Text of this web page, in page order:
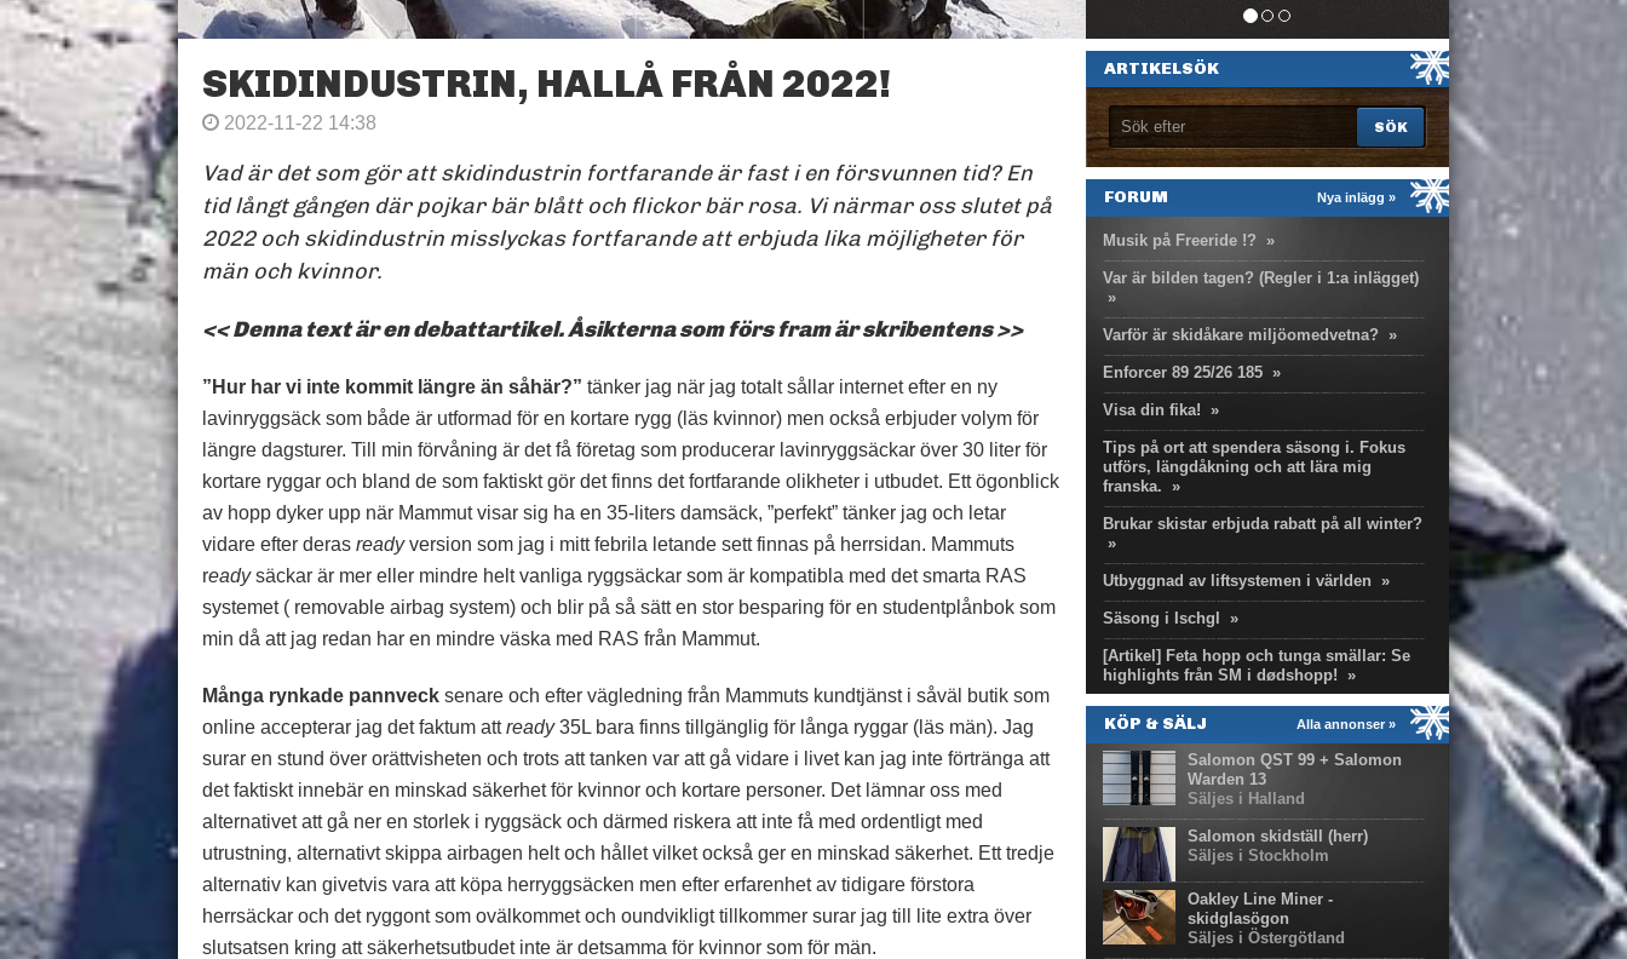
FOTO: PRIVAT
SKIDINDUSTRIN, HALLÅ FRÅN 2022!
2022-11-22 14:38
Vad är det som gör att skidindustrin fortfarande är fast i en försvunnen tid? En
tid långt gången där pojkar bär blått och flickor bär rosa. Vi närmar oss slutet på
2022 och skidindustrin misslyckas fortfarande att erbjuda lika möjligheter för
män och kvinnor.
<< Denna text är en debattartikel. Åsikterna som förs fram är skribentens >>
”Hur har vi inte kommit längre än såhär?” tänker jag när jag totalt sållar internet efter en ny
lavinryggsäck som både är utformad för en kortare rygg (läs kvinnor) men också erbjuder volym för
längre dagsturer. Till min förvåning är det få företag som producerar lavinryggsäckar över 30 liter för
kortare ryggar och bland de som faktiskt gör det finns det fortfarande olikheter i utbudet. Ett ögonblick
av hopp dyker upp när Mammut visar sig ha en 35-liters damsäck, ”perfekt” tänker jag och letar
vidare efter deras readyversion som jag i mitt febrila letande sett finnas på herrsidan. Mammuts
readysäckar är mer eller mindre helt vanliga ryggsäckar som är kompatibla med det smarta RAS
systemet ( removable airbag system) och blir på så sätt en stor besparing för en studentplånbok som
min då att jag redan har en mindre väska med RAS från Mammut.
Många rynkade pannveck senare och efter vägledning från Mammuts kundtjänst i såväl butik som
online accepterar jag det faktum attready35L bara finns tillgänglig för långa ryggar (läs män). Jag
surar en stund över orättvisheten och trots att tanken var att gå vidare i livet kan jag inte förtränga att
det faktiskt innebär en minskad säkerhet för kvinnor och kortare personer. Det lämnar oss med
alternativet att gå ner en storlek i ryggsäck och därmed riskera att inte få med ordentligt med
utrustning, alternativt skippa airbagen helt och hållet vilket också ger en minskad säkerhet. Ett tredje
alternativ kan givetvis vara att köpa herryggsäcken men efter erfarenhet av tidigare förstora
herrsäckar och det ryggont som ovälkommet och oundvikligt tillkommer surar jag till lite extra över
slutsatsen kring att säkerhetsutbudet inte är detsamma för kvinnor som för män.
ARTIKELSÖK
Nya inlägg »
FORUM
Musik på Freeride !? »
Var är bilden tagen? (Regler i 1:a inlägget)
»
Varför är skidåkare miljöomedvetna? »
Enforcer 89 25/26 185 »
Visa din fika! »
Tips på ort att spendera säsong i. Fokus
utförs, längdåkning och att lära mig
franska. »
Brukar skistar erbjuda rabatt på all winter?
»
Utbyggnad av liftsystemen i världen »
Säsong i Ischgl »
[Artikel] Feta hopp och tunga smällar: Se
highlights från SM i dødshopp! »
Alla annonser »
KÖP & SÄLJ
Salomon QST 99 + Salomon
Warden 13
Säljes i Halland
Salomon skidställ (herr)
Säljes i Stockholm
Oakley Line Miner -
skidglasögon
Säljes i Östergötland